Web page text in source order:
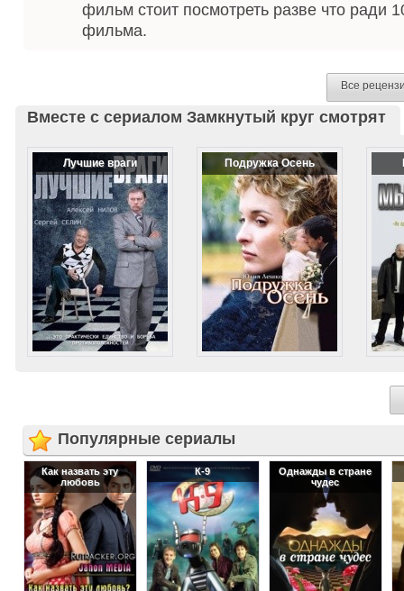
фильм стоит посмотреть разве что ради
фильма.
Все
Вместе с сериалом Замкнутый круг смотрят
Лучшие враги Подружка Осень
Популярные сериалы
Как назвать эту
любовь
К-9
Однажды в стране
чудес